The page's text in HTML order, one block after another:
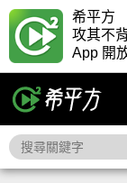
希平方
攻其不
App 開